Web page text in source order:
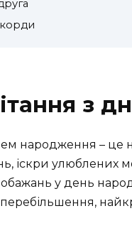
з
народження – це
іскри улюблених
у день